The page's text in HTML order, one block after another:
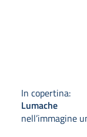
In copertina:
Lumache
nell’immagine